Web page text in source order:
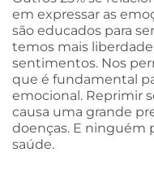
em expressar as
são educados para
temos mais
sentimentos. Nos
que é fundamental
emocional. Reprimir
causa uma grande
doenças. E ninguém
saúde.